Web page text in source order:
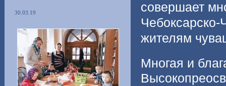
30.03.19
совершает
Чебоксарско-
жителям
Многая и